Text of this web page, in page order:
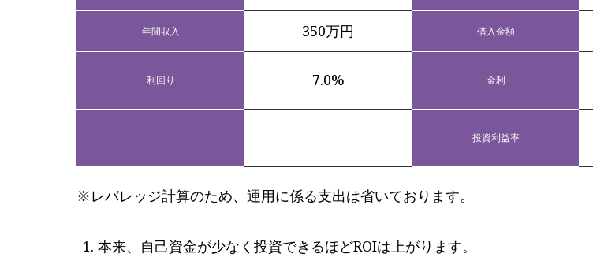
年間収入 350万円 借入金額
利回り 7.0% 金利
投資利益率
※レバレッジ計算のため、運用に係る支出は省いております。
本来、自己資金が少なく投資できるほどROIは上がります。